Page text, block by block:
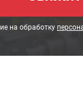
на обработку